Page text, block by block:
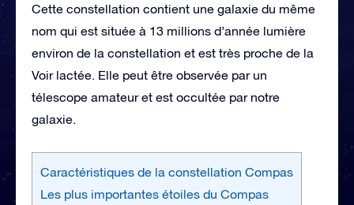
Cette constellation contient une galaxie du même
nom qui est située à 13 millions d’année lumière
environ de la constellation et est très proche de la
Voir lactée. Elle peut être observée par un
télescope amateur et est occultée par notre
galaxie.
Caractéristiques de la constellation Compas
Les plus importantes étoiles du Compas